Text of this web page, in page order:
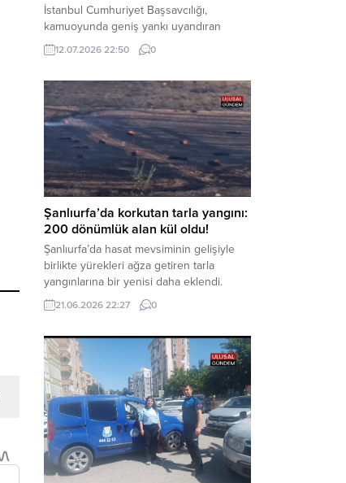
İstanbul Cumhuriyet Başsavcılığı,
kamuoyunda geniş yankı uyandıran
Ahbap Derneği’ne yönelik kapsamlı bir
soruşturma başlattığını ve Dernek
şüphelilerin gözaltına alındığını açıkladı.
Yürütülen tahkikatın “Dernekler
Kanunu’na muhalefet”, “suçtan
kaynaklanan mal varlığı değerlerini
aklama” ve “örgüt” suçlamaları
kapsamında derinleştirildiği bildirildi.
Haber Merkezi – Soruşturmanın
odağında, özellikle 6 Şubat...
12.07.2026 22:50 0
Şanlıurfa’da korkutan tarla yangını:
200 dönümlük alan kül oldu!
Şanlıurfa’da hasat mevsiminin gelişiyle
birlikte yürekleri ağza getiren tarla
yangınlarına bir yenisi daha eklendi.
Hilvan ilçesinde çıkan yangında, 50
dönümü biçilmemiş buğday olmak üzere
teslim olarak küle döndü. Haber Merkezi
– Yangın, Şanlıurfa’nın Hilvan ilçesine
bağlı Agilmuz köyünde meydana geldi.
Edinilen bilgilere göre, henüz
belirlenemeyen...
21.06.2026 22:27 0